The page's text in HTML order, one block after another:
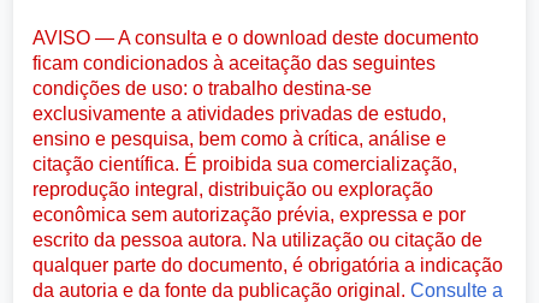
AVISO — A consulta e o download deste documento
ficam condicionados à aceitação das seguintes
condições de uso: o trabalho destina-se
exclusivamente a atividades privadas de estudo,
ensino e pesquisa, bem como à crítica, análise e
citação científica. É proibida sua comercialização,
reprodução integral, distribuição ou exploração
econômica sem autorização prévia, expressa e por
escrito da pessoa autora. Na utilização ou citação de
qualquer parte do documento, é obrigatória a indicação
da autoria e da fonte da publicação original.Consulte a